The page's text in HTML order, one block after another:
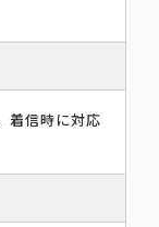
着信時に対応